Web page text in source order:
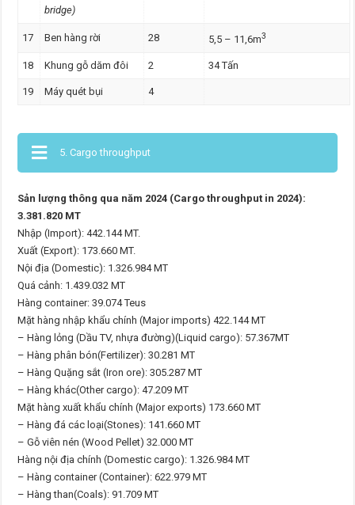
bridge)
17 Ben hàng rời 28 5,5 – 11,6m3
18 Khung gỗ dăm đôi 2 34 Tấn
19 Máy quét bụi 4
5. Cargo throughput
Sản lượng thông qua năm 2024 (Cargo throughput in 2024):
3.381.820 MT
Nhập (Import): 442.144 MT.
Xuất (Export): 173.660 MT.
Nội địa (Domestic): 1.326.984 MT
Quá cảnh: 1.439.032 MT
Hàng container: 39.074 Teus
Mặt hàng nhập khẩu chính (Major imports) 422.144 MT
– Hàng lỏng (Dầu TV, nhựa đường)(Liquid cargo): 57.367MT
– Hàng phân bón(Fertilizer): 30.281 MT
– Hàng Quặng sắt (Iron ore): 305.287 MT
– Hàng khác(Other cargo): 47.209 MT
Mặt hàng xuất khẩu chính (Major exports) 173.660 MT
– Hàng đá các loại(Stones): 141.660 MT
– Gỗ viên nén (Wood Pellet) 32.000 MT
Hàng nội địa chính (Domestic cargo): 1.326.984 MT
– Hàng container (Container): 622.979 MT
– Hàng than(Coals): 91.709 MT